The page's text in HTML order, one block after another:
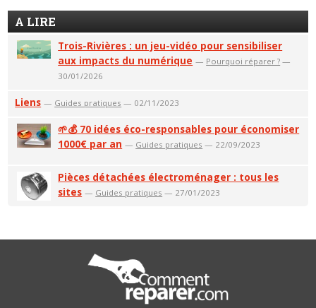
A LIRE
Trois-Rivières : un jeu-vidéo pour sensibiliser
aux impacts du numérique — Pourquoi réparer ? —
30/01/2026
Liens — Guides pratiques — 02/11/2023
🌱💰 70 idées éco-responsables pour économiser
1000€ par an — Guides pratiques — 22/09/2023
Pièces détachées électroménager : tous les
sites — Guides pratiques — 27/01/2023